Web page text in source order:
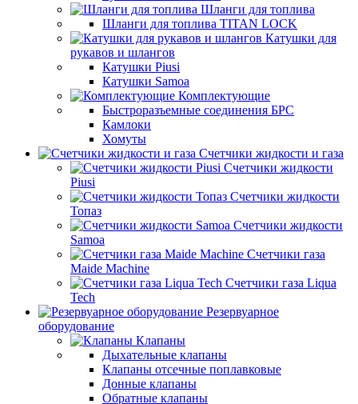
Шланги для топлива
Шланги для топлива TITAN LOCK
Катушки для
рукавов и шлангов
Катушки Piusi
Катушки Samoa
Комплектующие
Быстроразъемные соединения БРС
Камлоки
Хомуты
Счетчики жидкости и газа
Счетчики жидкости
Piusi
Счетчики жидкости
Топаз
Счетчики жидкости
Samoa
Счетчики газа
Maide Machine
Счетчики газа Liqua
Tech
Резервуарное
оборудование
Клапаны
Дыхательные клапаны
Клапаны отсечные поплавковые
Донные клапаны
Обратные клапаны